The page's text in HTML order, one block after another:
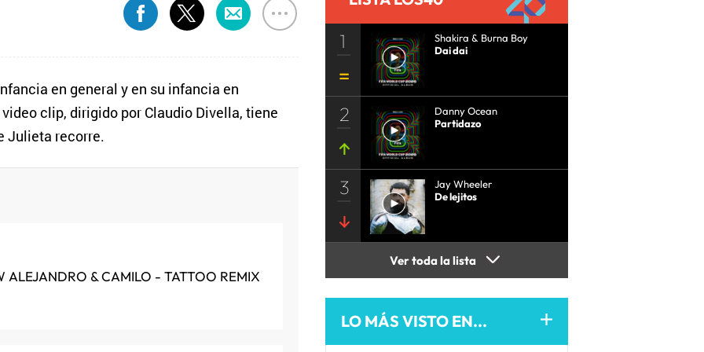
en general y en su infancia en
clip, dirigido por Claudio Divella, tiene
Julieta recorre.
ALEJANDRO & CAMILO - TATTOO REMIX
1
Shakira & Burna Boy
Dai dai
2
Danny Ocean
Partidazo
3
Jay Wheeler
De lejitos
Ver toda la lista
LO MÁS VISTO EN...